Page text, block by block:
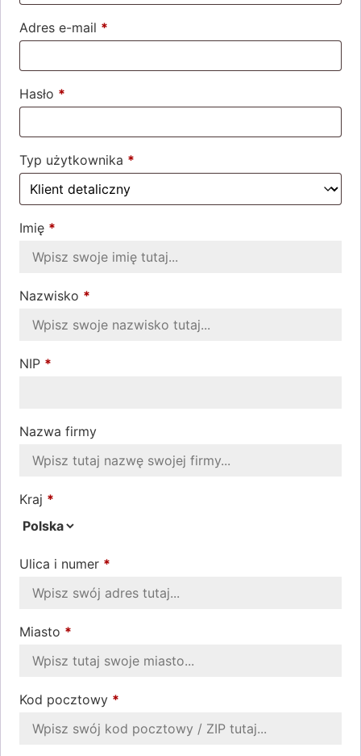
Adres e-mail *
Hasło *
Typ użytkownika *
Imię *
Nazwisko *
NIP *
Nazwa firmy
Kraj *
Ulica i numer *
Miasto *
Kod pocztowy *